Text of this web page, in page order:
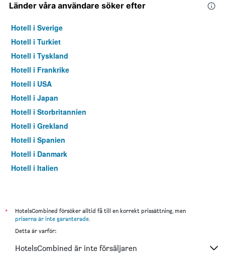
Länder våra användare söker efter
Hotell i Sverige
Hotell i Turkiet
Hotell i Tyskland
Hotell i Frankrike
Hotell i USA
Hotell i Japan
Hotell i Storbritannien
Hotell i Grekland
Hotell i Spanien
Hotell i Danmark
Hotell i Italien
*
HotelsCombined försöker alltid få till en korrekt prissättning, men
priserna är inte garanterade.
Detta är varför:
HotelsCombined är inte försäljaren